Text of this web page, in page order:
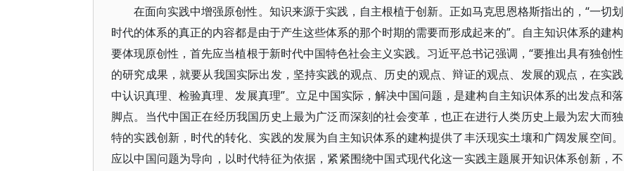
在面向实践中增强原创性。知识来源于实践，自主根植于创新。正如马克思恩格斯指出的，“一切划
时代的体系的真正的内容都是由于产生这些体系的那个时期的需要而形成起来的”。自主知识体系的建构
要体现原创性，首先应当植根于新时代中国特色社会主义实践。习近平总书记强调，“要推出具有独创性
的研究成果，就要从我国实际出发，坚持实践的观点、历史的观点、辩证的观点、发展的观点，在实践
中认识真理、检验真理、发展真理”。立足中国实际，解决中国问题，是建构自主知识体系的出发点和落
脚点。当代中国正在经历我国历史上最为广泛而深刻的社会变革，也正在进行人类历史上最为宏大而独
特的实践创新，时代的转化、实践的发展为自主知识体系的建构提供了丰沃现实土壤和广阔发展空间。
应以中国问题为导向，以时代特征为依据，紧紧围绕中国式现代化这一实践主题展开知识体系创新，不